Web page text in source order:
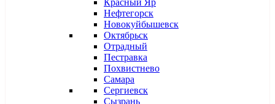
Красный Яр
Нефтегорск
Новокуйбышевск
Октябрьск
Отрадный
Пестравка
Похвистнево
Самара
Сергиевск
Сызрань